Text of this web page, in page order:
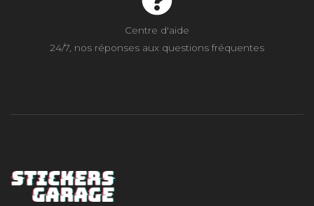
Centre d'aide
24/7, nos réponses aux questions fréquentes